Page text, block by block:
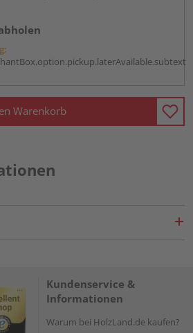
Warenkorb
Kundenservice &
Informationen
Warum bei HolzLand.de kaufen?